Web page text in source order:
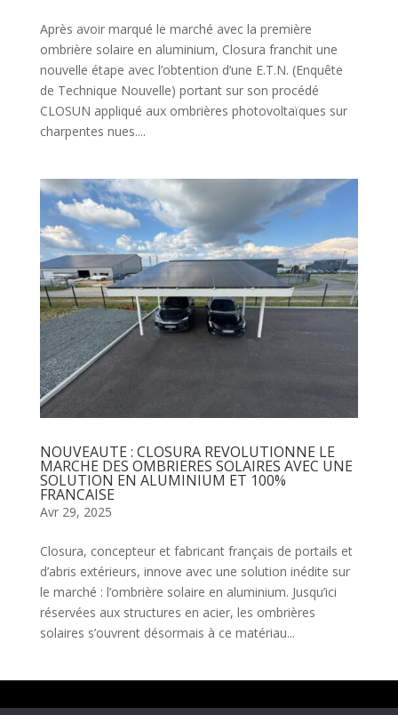
Après avoir marqué le marché avec la première
ombrière solaire en aluminium, Closura franchit une
nouvelle étape avec l’obtention d’une E.T.N. (Enquête
de Technique Nouvelle) portant sur son procédé
CLOSUN appliqué aux ombrières photovoltaïques sur
charpentes nues....
NOUVEAUTE : CLOSURA REVOLUTIONNE LE
MARCHE DES OMBRIERES SOLAIRES AVEC UNE
SOLUTION EN ALUMINIUM ET 100%
FRANCAISE
Avr 29, 2025
Closura, concepteur et fabricant français de portails et
d’abris extérieurs, innove avec une solution inédite sur
le marché : l’ombrière solaire en aluminium. Jusqu’ici
réservées aux structures en acier, les ombrières
solaires s’ouvrent désormais à ce matériau...